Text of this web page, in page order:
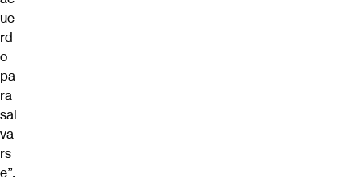
ue
rd
o
pa
ra
sal
va
rs
e”.